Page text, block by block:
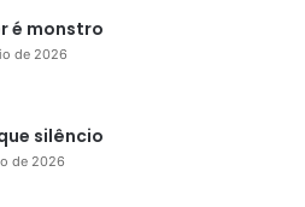
é monstro
de 2026
silêncio
de 2026